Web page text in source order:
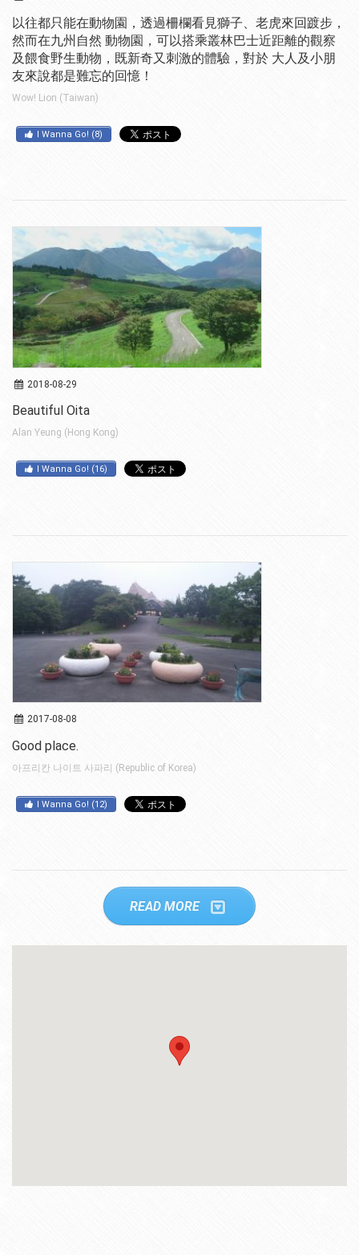
以往都只能在動物園，透過柵欄看見獅子、老虎來回踱步，
然而在九州自然 動物園，可以搭乘叢林巴士近距離的觀察
及餵食野生動物，既新奇又刺激的體驗，對於 大人及小朋
友來說都是難忘的回憶！
Wow! Lion (Taiwan)
I Wanna Go! (8)
2018-08-29
Beautiful Oita
Alan Yeung (Hong Kong)
I Wanna Go! (16)
2017-08-08
Good place.
아프리칸 나이트 사파리 (Republic of Korea)
I Wanna Go! (12)
READ MORE